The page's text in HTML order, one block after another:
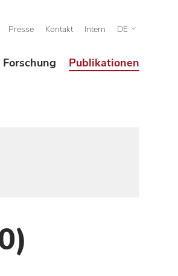
Presse Kontakt Intern DE
Forschung Publikationen